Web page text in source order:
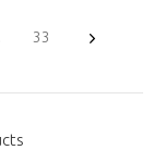
33